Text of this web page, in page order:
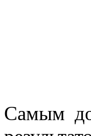
Самым